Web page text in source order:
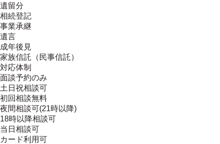
遺留分
相続登記
事業承継
遺言
成年後見
家族信託（民事信託）
対応体制
面談予約のみ
土日祝相談可
初回相談無料
夜間相談可(21時以降)
18時以降相談可
当日相談可
カード利用可